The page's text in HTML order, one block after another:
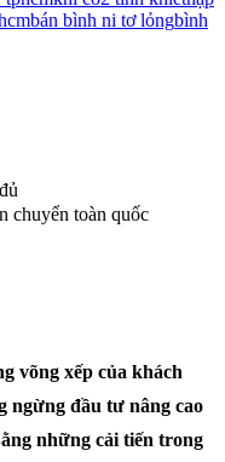
bán bình ni tơ lỏngbình
chuyển toàn quốc
võng xếp của khách
ngừng đầu tư nâng cao
những cải tiến trong